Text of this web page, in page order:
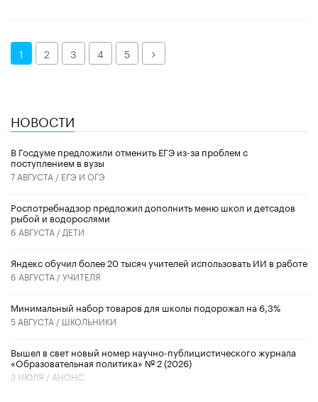
1 2 3 4 5 Далее
НОВОСТИ
В Госдуме предложили отменить ЕГЭ из-за проблем с
поступлением в вузы
7 АВГУСТА / ЕГЭ И ОГЭ
Роспотребнадзор предложил дополнить меню школ и детсадов
рыбой и водорослями
6 АВГУСТА / ДЕТИ
​Яндекс обучил более 20 тысяч учителей использовать ИИ в работе
6 АВГУСТА /УЧИТЕЛЯ
Минимальный набор товаров для школы подорожал на 6,3%
5 АВГУСТА / ШКОЛЬНИКИ
Вышел в свет новый номер научно-публицистического журнала
«Образовательная политика» № 2 (2026)
3 ИЮЛЯ / АНОНС